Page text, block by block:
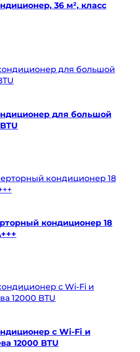
36 м², класс
для большой
кондиционер 18
с Wi-Fi и
12000 BTU